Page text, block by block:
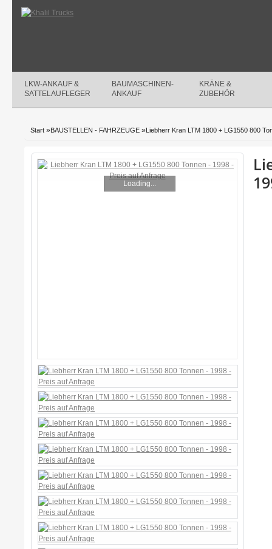
LKW-ANKAUF &
SATTELAUFLEGER
BAUMASCHINEN-
ANKAUF
KRÄNE &
ZUBEHÖR
Start »BAUSTELLEN - FAHRZEUGE »Liebherr Kran LTM 1800 + LG1550 800
Loading...